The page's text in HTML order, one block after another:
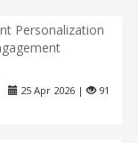
Personalization
25 Apr 2026 | 91